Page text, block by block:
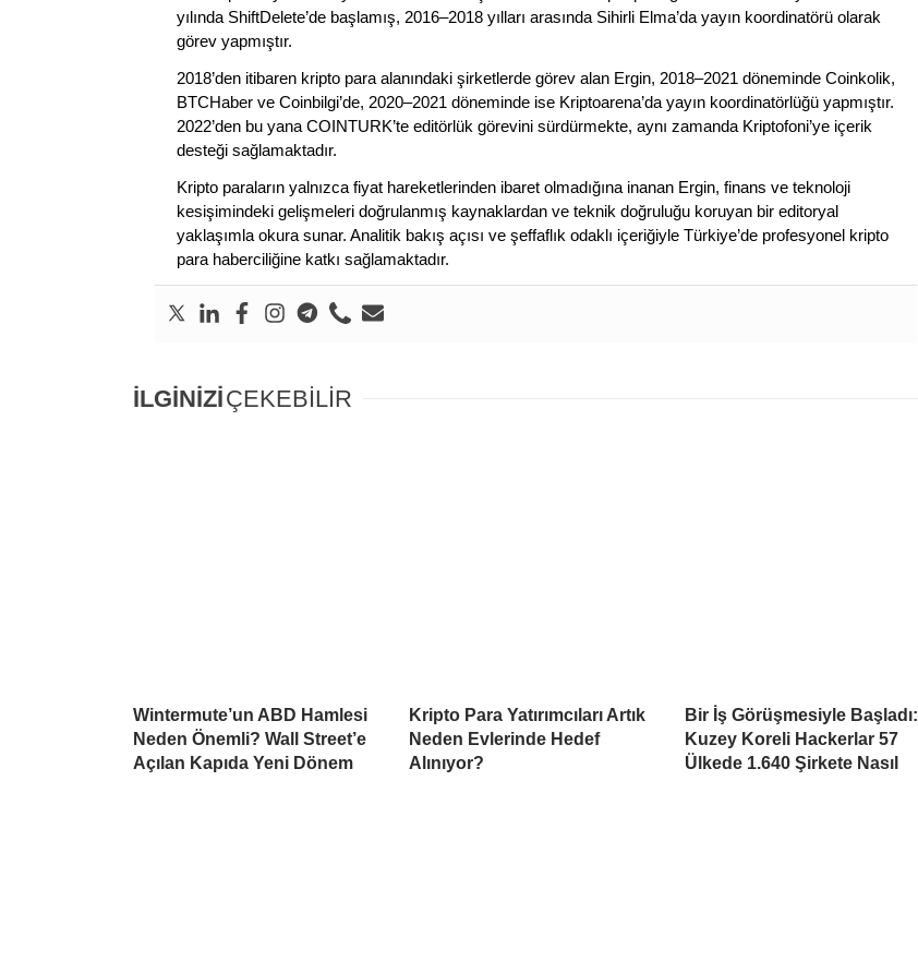
yılında ShiftDelete’de başlamış, 2016–2018 yılları arasında Sihirli Elma’da yayın koordinatörü olarak
görev yapmıştır.
2018’den itibaren kripto para alanındaki şirketlerde görev alan Ergin, 2018–2021 döneminde Coinkolik,
BTCHaber ve Coinbilgi’de, 2020–2021 döneminde ise Kriptoarena’da yayın koordinatörlüğü yapmıştır.
2022’den bu yana COINTURK’te editörlük görevini sürdürmekte, aynı zamanda Kriptofoni’ye içerik
desteği sağlamaktadır.
Kripto paraların yalnızca fiyat hareketlerinden ibaret olmadığına inanan Ergin, finans ve teknoloji
kesişimindeki gelişmeleri doğrulanmış kaynaklardan ve teknik doğruluğu koruyan bir editoryal
yaklaşımla okura sunar. Analitik bakış açısı ve şeffaflık odaklı içeriğiyle Türkiye’de profesyonel kripto
para haberciliğine katkı sağlamaktadır.
İLGİNİZİÇEKEBİLİR
Wintermute’un ABD Hamlesi
Neden Önemli? Wall Street’e
Açılan Kapıda Yeni Dönem
Kripto Para Yatırımcıları Artık
Neden Evlerinde Hedef
Alınıyor?
Bir İş Görüşmesiyle Başladı:
Kuzey Koreli Hackerlar 57
Ülkede 1.640 Şirkete Nasıl